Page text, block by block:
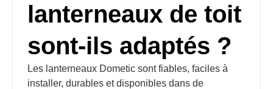
lanterneaux de toit
sont-ils adaptés ?
Les lanterneaux Dometic sont fiables, faciles à
installer, durables et disponibles dans de